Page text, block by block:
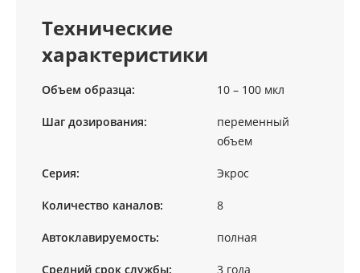
Технические
характеристики
Объем образца: 10 – 100 мкл
Шаг дозирования:
переменный
объем
Серия: Экрос
Количество каналов: 8
Автоклавируемость: полная
Средний срок службы: 3 года